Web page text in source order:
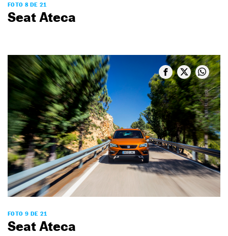
FOTO 8 DE 21
Seat Ateca
FOTO 9 DE 21
Seat Ateca